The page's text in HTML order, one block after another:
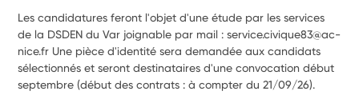
Les candidatures feront l'objet d'une étude par les services
de la DSDEN du Var joignable par mail : service.civique83@ac-
nice.fr Une pièce d'identité sera demandée aux candidats
sélectionnés et seront destinataires d'une convocation début
septembre (début des contrats : à compter du 21/09/26).